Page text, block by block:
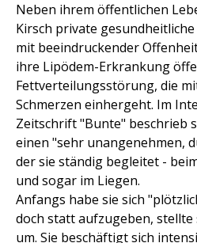
Neben ihrem öffentlichen
Kirsch private
mit beeindruckender
ihre Lipödem-Erkrankung
Fettverteilungsstörung, die
Schmerzen einhergeht. Im
Zeitschrift "Bunte" beschrieb
einen "sehr unangenehmen,
der sie ständig begleitet -
und sogar im Liegen.
Anfangs habe sie sich
doch statt aufzugeben,
um. Sie beschäftigt sich